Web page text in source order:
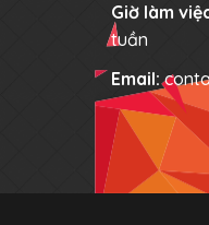
Giờ làm
tuần
Email: